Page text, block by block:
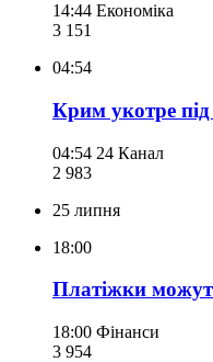
14:44 Економіка
3 151
04:54
Крим укотре під
04:54 24 Канал
2 983
25 липня
18:00
Платіжки
18:00 Фінанси
3 954